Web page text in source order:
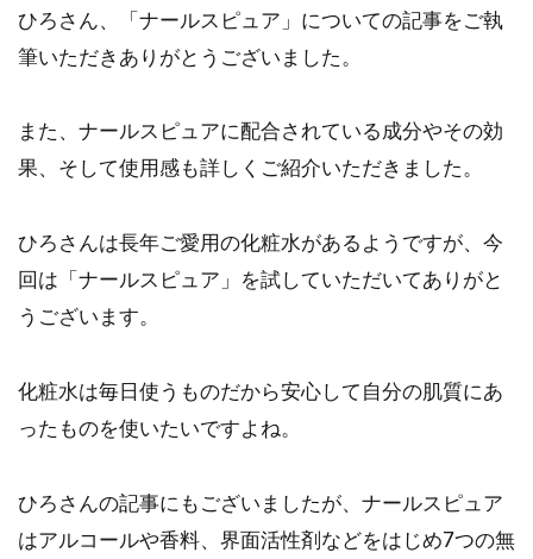
ひろさん、「ナールスピュア」についての記事をご執
筆いただきありがとうございました。
また、ナールスピュアに配合されている成分やその効
果、そして使用感も詳しくご紹介いただきました。
ひろさんは長年ご愛用の化粧水があるようですが、今
回は「ナールスピュア」を試していただいてありがと
うございます。
化粧水は毎日使うものだから安心して自分の肌質にあ
ったものを使いたいですよね。
ひろさんの記事にもございましたが、ナールスピュア
はアルコールや香料、界面活性剤などをはじめ7つの無